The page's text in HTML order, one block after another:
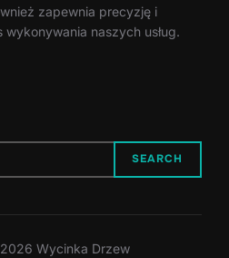
zapewnia precyzję i
naszych usług.
SEARCH
Wycinka Drzew